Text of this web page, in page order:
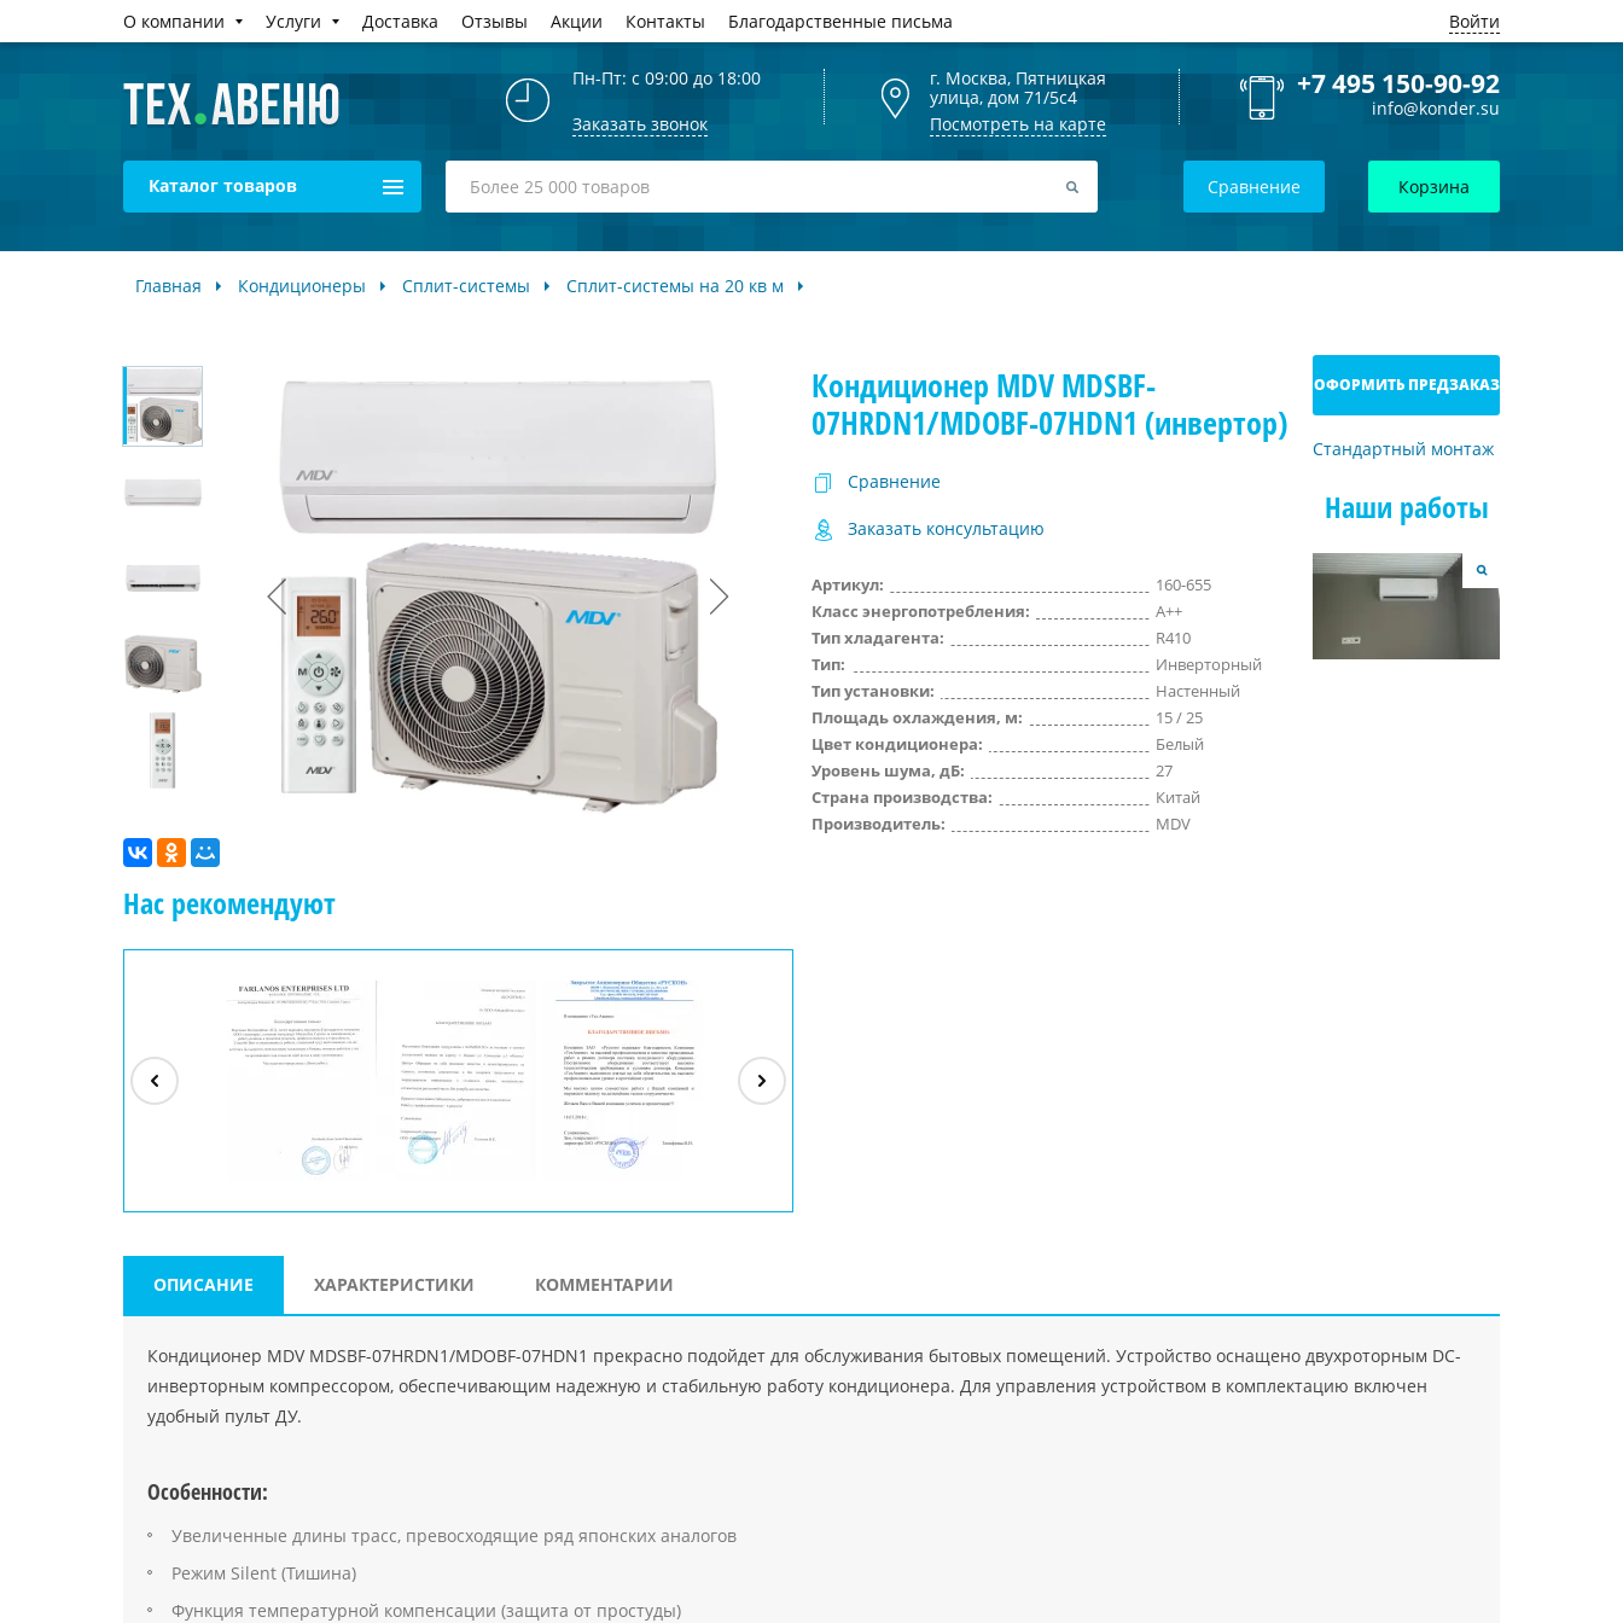
О компании Услуги Доставка Отзывы Акции Контакты Благодарственные письма Войти
Пн-Пт: с 09:00 до 18:00
Заказать звонок
г. Москва, Пятницкая
улица, дом 71/5с4
Посмотреть на карте
+7 495 150-90-92
info@konder.su
Каталог товаров Сравнение Корзина
Главная Кондиционеры Сплит-системы Сплит-системы на 20 кв м
Нас рекомендуют
">
Код PHP ">
"МидасМеталлАрт" PHP ">
Код PHP ">
Кондиционер MDV MDSBF-
07HRDN1/MDOBF-07HDN1 (инвертор)
Сравнение
Заказать консультацию
Артикул:
160-655
Класс энергопотребления:
A++
Тип хладагента:
R410
Тип:
Инверторный
Тип установки:
Настенный
Площадь охлаждения, м:
15 / 25
Цвет кондиционера:
Белый
Уровень шума, дБ:
27
Страна производства:
Китай
Производитель:
MDV
ОФОРМИТЬ ПРЕДЗАКАЗ
Стандартный монтаж
Наши работы
ОПИСАНИЕ ХАРАКТЕРИСТИКИ КОММЕНТАРИИ
Кондиционер MDV MDSBF-07HRDN1/MDOBF-07HDN1 прекрасно подойдет для обслуживания бытовых помещений. Устройство оснащено двухроторным DC-
инверторным компрессором, обеспечивающим надежную и стабильную работу кондиционера. Для управления устройством в комплектацию включен
удобный пульт ДУ.
Особенности:
Увеличенные длины трасс, превосходящие ряд японских аналогов
Режим Silent (Тишина)
Функция температурной компенсации (защита от простуды)